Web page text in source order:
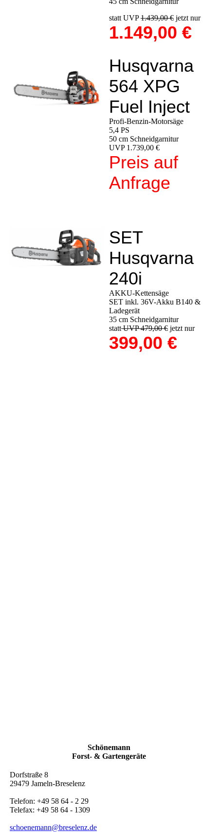
statt UVP1.439,00 € jetzt nur
1.149,00 €
Husqvarna
564 XPG
Fuel Inject
Profi-Benzin-Motorsäge
5,4 PS
50 cm Schneidgarnitur
UVP 1.739,00 €
Preis auf
Anfrage
SET
Husqvarna
240i
AKKU-Kettensäge
SET inkl. 36V-Akku B140 &
Ladegerät
35 cm Schneidgarnitur
stattUVP 479,00 € jetzt nur
399,00 €
Schönemann
Forst- & Gartengeräte
Dorfstraße 8
29479 Jameln-Breselenz
Telefon: +49 58 64 - 2 29
Telefax: +49 58 64 - 1309
schoenemann@breselenz.de